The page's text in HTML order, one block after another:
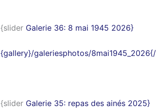
{slider Galerie 36: 8 mai 1945 2026}
{gallery}/galeriesphotos/
{slider Galerie 35: repas des ainés 2025}